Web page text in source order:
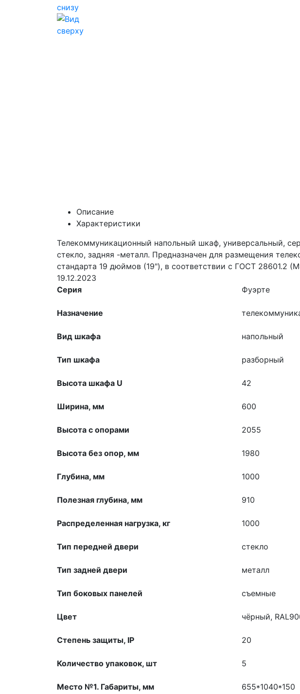
Описание
Характеристики
Телекоммуникационный напольный шкаф, универсальный,
стекло, задняя -металл. Предназначен для размещения
стандарта 19 дюймов (19"), в соответствии с ГОСТ
19.12.2023
Серия
Фуэрте
Назначение
Вид шкафа напольный
Тип шкафа разборный
Высота шкафа U 42
Ширина, мм 600
Высота с опорами 2055
Высота без опор, мм 1980
Глубина, мм 1000
Полезная глубина, мм 910
Распределенная нагрузка, кг 1000
Тип передней двери стекло
Тип задней двери металл
Тип боковых панелей съемные
Цвет чёрный,
Степень защиты, IP 20
Количество упаковок, шт 5
Место №1. Габариты, мм 655*1040*150